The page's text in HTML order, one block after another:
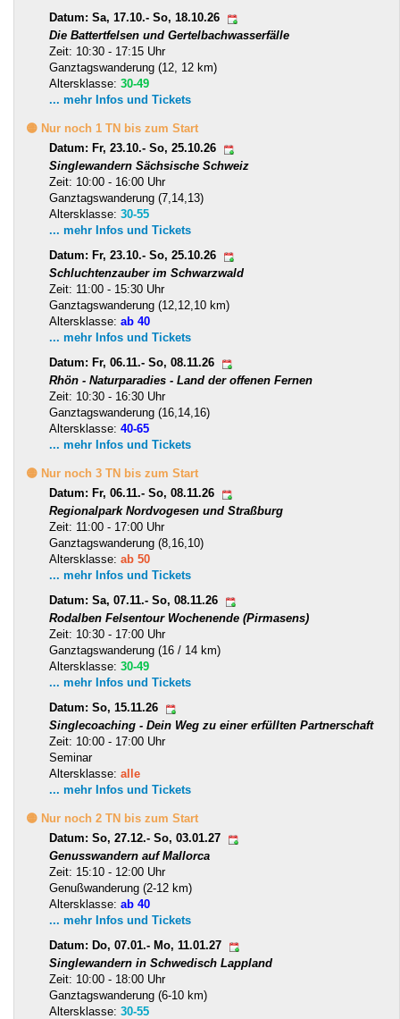
Datum: Sa, 17.10.- So, 18.10.26
Die Battertfelsen und Gertelbachwasserfälle
Zeit: 10:30 - 17:15 Uhr
Ganztagswanderung (12, 12 km)
Altersklasse: 30-49
... mehr Infos und Tickets
🟡 Nur noch 1 TN bis zum Start
Datum: Fr, 23.10.- So, 25.10.26
Singlewandern Sächsische Schweiz
Zeit: 10:00 - 16:00 Uhr
Ganztagswanderung (7,14,13)
Altersklasse: 30-55
... mehr Infos und Tickets
Datum: Fr, 23.10.- So, 25.10.26
Schluchtenzauber im Schwarzwald
Zeit: 11:00 - 15:30 Uhr
Ganztagswanderung (12,12,10 km)
Altersklasse: ab 40
... mehr Infos und Tickets
Datum: Fr, 06.11.- So, 08.11.26
Rhön - Naturparadies - Land der offenen Fernen
Zeit: 10:30 - 16:30 Uhr
Ganztagswanderung (16,14,16)
Altersklasse: 40-65
... mehr Infos und Tickets
🟡 Nur noch 3 TN bis zum Start
Datum: Fr, 06.11.- So, 08.11.26
Regionalpark Nordvogesen und Straßburg
Zeit: 11:00 - 17:00 Uhr
Ganztagswanderung (8,16,10)
Altersklasse: ab 50
... mehr Infos und Tickets
Datum: Sa, 07.11.- So, 08.11.26
Rodalben Felsentour Wochenende (Pirmasens)
Zeit: 10:30 - 17:00 Uhr
Ganztagswanderung (16 / 14 km)
Altersklasse: 30-49
... mehr Infos und Tickets
Datum: So, 15.11.26
Singlecoaching - Dein Weg zu einer erfüllten Partnerschaft
Zeit: 10:00 - 17:00 Uhr
Seminar
Altersklasse: alle
... mehr Infos und Tickets
🟡 Nur noch 2 TN bis zum Start
Datum: So, 27.12.- So, 03.01.27
Genusswandern auf Mallorca
Zeit: 15:10 - 12:00 Uhr
Genußwanderung (2-12 km)
Altersklasse: ab 40
... mehr Infos und Tickets
Datum: Do, 07.01.- Mo, 11.01.27
Singlewandern in Schwedisch Lappland
Zeit: 10:00 - 18:00 Uhr
Ganztagswanderung (6-10 km)
Altersklasse: 30-55